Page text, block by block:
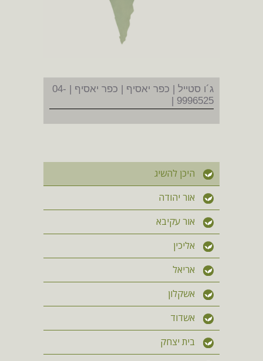
ג´ו סטייל | כפר יאסיף | כפר יאסיף | 04-
9996525 |
היכן להשיג
אור יהודה
אור עקיבא
אליכין
אריאל
אשקלון
אשדוד
בית יצחק